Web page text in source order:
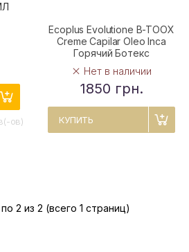
ов)
Ecoplus Evolutione B-TOOX
Creme Capilar Oleo Inca
Горячий Ботекс
Нет в наличии
1850 грн.
КУПИТЬ
2 из 2 (всего 1 страниц)